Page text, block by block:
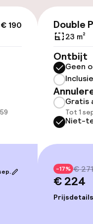
auto op
€ 190 Double
23 m²
Ontbijt
Geen
Gratis
Tot 1
Niet-
-17% € 271
€ 224
Prijsdetails